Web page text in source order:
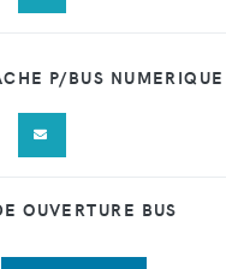
P/BUS NUMERIQUE
OUVERTURE BUS